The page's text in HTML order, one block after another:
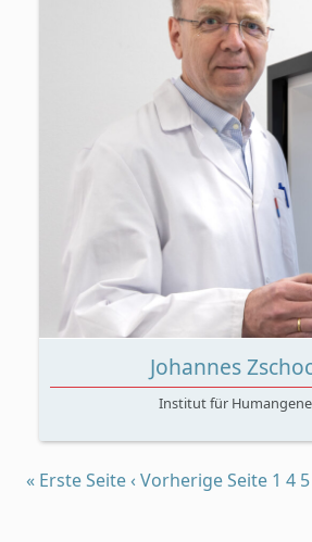
Eisenstoffwechsel und Leber
Johannes
Institut für
« Erste Seite‹ Vorherige Seite 1 4 5